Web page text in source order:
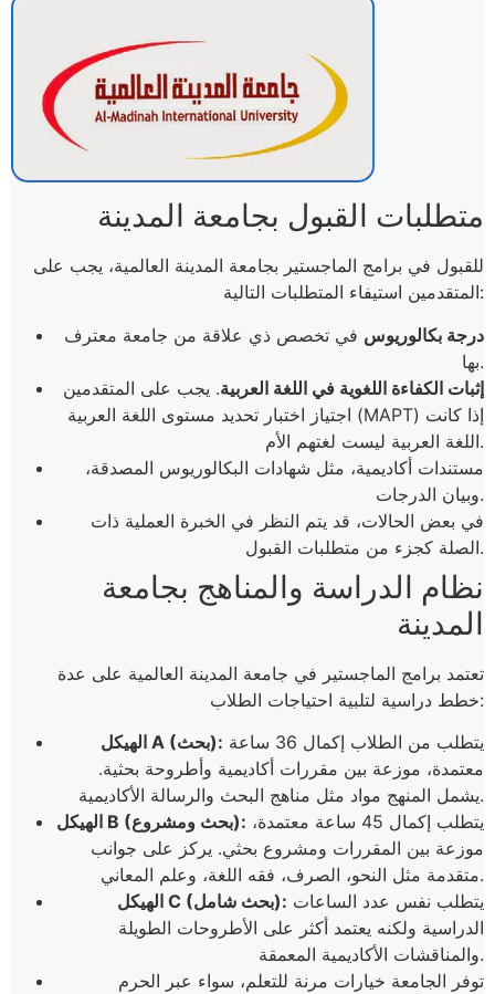
متطلبات القبول بجامعة المدينة
للقبول في برامج الماجستير بجامعة المدينة العالمية، يجب على
المتقدمين استيفاء المتطلبات التالية:
درجة بكالوريوس في تخصص ذي علاقة من جامعة معترف
بها.
إثبات الكفاءة اللغوية في اللغة العربية. يجب على المتقدمين
اجتياز اختبار تحديد مستوى اللغة العربية (MAPT) إذا كانت
اللغة العربية ليست لغتهم الأم.
مستندات أكاديمية، مثل شهادات البكالوريوس المصدقة،
وبيان الدرجات.
في بعض الحالات، قد يتم النظر في الخبرة العملية ذات
الصلة كجزء من متطلبات القبول.
نظام الدراسة والمناهج بجامعة
المدينة
تعتمد برامج الماجستير في جامعة المدينة العالمية على عدة
خطط دراسية لتلبية احتياجات الطلاب:
الهيكل A (بحث):
معتمدة، موزعة بين مقررات أكاديمية وأطروحة بحثية.
يشمل المنهج مواد مثل مناهج البحث والرسالة الأكاديمية.
الهيكل B (بحث ومشروع):
موزعة بين المقررات ومشروع بحثي. يركز على جوانب
متقدمة مثل النحو، الصرف، فقه اللغة، وعلم المعاني.
الهيكل C (بحث شامل):
الدراسية ولكنه يعتمد أكثر على الأطروحات الطويلة
والمناقشات الأكاديمية المعمقة.
توفر الجامعة خيارات مرنة للتعلم، سواء عبر الحرم